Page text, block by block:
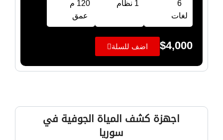
6
لغات
1 نظام
120 م
عمق
$4,000 اضف للسلة
اجهزة كشف المياة الجوفية في
سوريا